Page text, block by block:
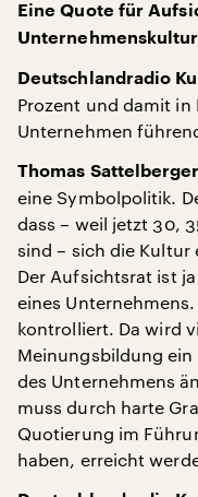
Eine Quote für
Deutschlandradio
Prozent und damit in
Unternehmen
Thomas
eine Symbolpolitik.
dass – weil jetzt 30,
sind – sich die Kultur
Der Aufsichtsrat ist
eines
kontrolliert. Da wird
Meinungsbildung
des Unternehmens
muss durch harte
Quotierung im
haben, erreicht